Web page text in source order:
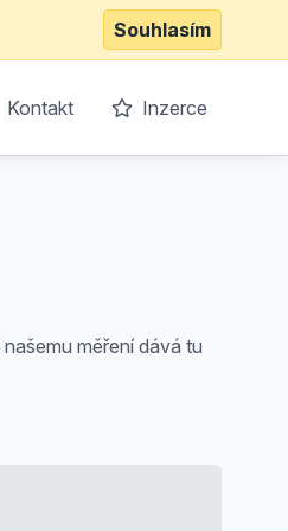
Souhlasím
Kontakt Inzerce
měření dává tu